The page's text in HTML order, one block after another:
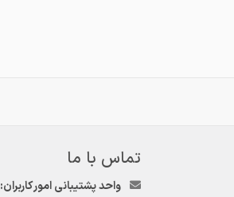
تماس با ما
واحد پشتیبانی امور کاربران: